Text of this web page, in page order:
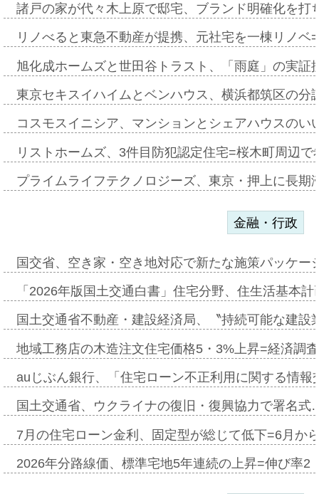
諸戸の家が代々木上原で邸宅、ブランド明確化を
リノべると東急不動産が提携、元社宅を一棟リノ
旭化成ホームズと世田谷トラスト、「雨庭」の実
東京セキスイハイムとベンハウス、横浜都筑区の
コスモスイニシア、マンションとシェアハウスの
リストホームズ、3件目防犯認定住宅=桜木町周辺
プライムライフテクノロジーズ、東京・押上に長
金融・行政
国交省、空き家・空き地対応で新たな施策パッケ
「2026年版国土交通白書」住宅分野、住生活基本
国土交通省不動産・建設経済局、〝持続可能な建
地域工務店の木造注文住宅価格5・3%上昇=経済調
auじぶん銀行、「住宅ローン不正利用に関する情
国土交通省、ウクライナの復旧・復興協力で署名
7月の住宅ローン金利、固定型が総じて低下=6月か
2026年分路線価、標準宅地5年連続の上昇=伸び率